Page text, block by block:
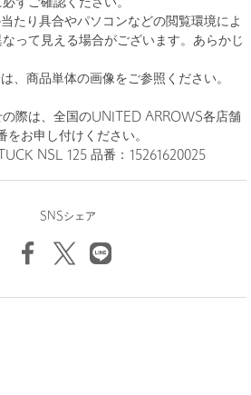
ずご確認ください。
たり具合やパソコンなどの閲覧環境によ
って見える場合がございます。あらかじ
、商品単体の画像をご参照ください。
際は、全国のUNITED ARROWS各店舗
をお申し付けください。
NSL 125 品番：15261620025
SNSシェア